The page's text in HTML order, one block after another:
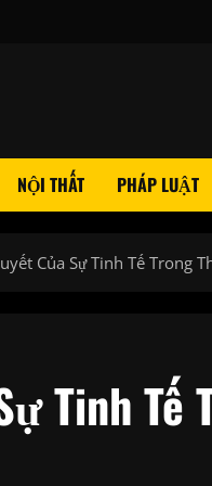
NỘI THẤT PHÁP LUẬT
Của Sự Tinh Tế Trong
Tinh Tế